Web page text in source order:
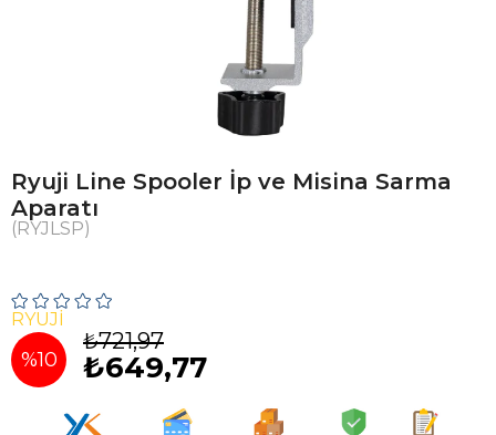
Ryuji Line Spooler İp ve Misina Sarma
Aparatı
(RYJLSP)
RYUJI
%10
İndirim
₺721,97
₺649,77